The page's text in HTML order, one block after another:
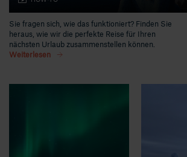
Sie fragen sich, wie das funktioniert? Finden Sie
heraus, wie wir die perfekte Reise für Ihren
nächsten Urlaub zusammenstellen können.
Weiterlesen